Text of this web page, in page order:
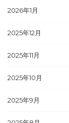
2026年1月
2025年12月
2025年11月
2025年10月
2025年9月